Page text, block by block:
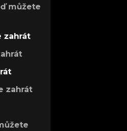
můžete
zahrát
zahrát